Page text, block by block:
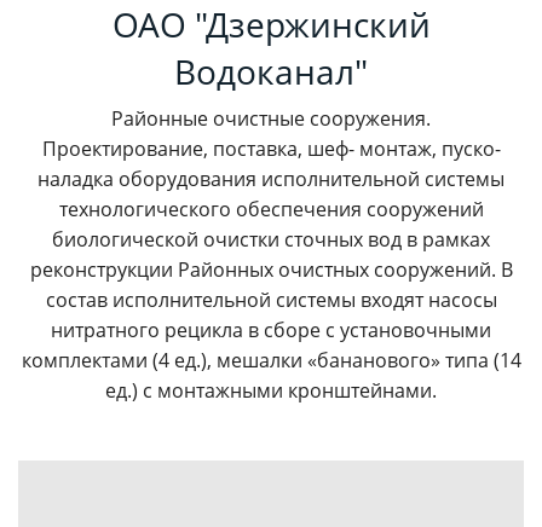
ОАО "Дзержинский
Водоканал"
Районные очистные сооружения.
Проектирование, поставка, шеф- монтаж, пуско-
наладка оборудования исполнительной системы
технологического обеспечения сооружений
биологической очистки сточных вод в рамках
реконструкции Районных очистных сооружений. В
состав исполнительной системы входят насосы
нитратного рецикла в сборе с установочными
комплектами (4 ед.), мешалки «бананового» типа (14
ед.) с монтажными кронштейнами.